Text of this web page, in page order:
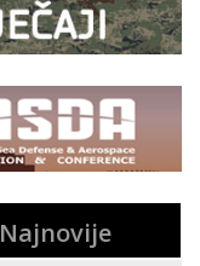
Najnovije